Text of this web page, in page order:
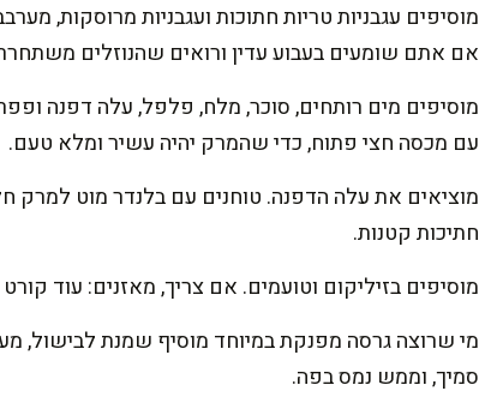
אם אתם שומעים בעבוע עדין ורואים שהנוזלים
עם מכסה חצי פתוח, כדי שהמרק יהיה עשיר ומלא טעם.
מוציאים את עלה הדפנה. טוחנים עם בלנדר מוט
חתיכות קטנות.
מוסיפים בזיליקום וטועמים. אם צריך, מאזנים: עוד
סמיך, וממש נמס בפה.